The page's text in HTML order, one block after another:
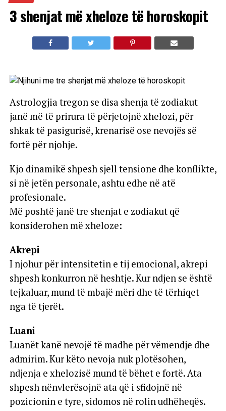
3 shenjat më xheloze të horoskopit
Astrologjia tregon se disa shenja të zodiakut
janë më të prirura të përjetojnë xhelozi, për
shkak të pasigurisë, krenarisë ose nevojës së
fortë për njohje.
Kjo dinamikë shpesh sjell tensione dhe konflikte,
si në jetën personale, ashtu edhe në atë
profesionale.
Më poshtë janë tre shenjat e zodiakut që
konsiderohen më xheloze:
Akrepi
I njohur për intensitetin e tij emocional, akrepi
shpesh konkurron në heshtje. Kur ndjen se është
tejkaluar, mund të mbajë mëri dhe të tërhiqet
nga të tjerët.
Luani
Luanët kanë nevojë të madhe për vëmendje dhe
admirim. Kur këto nevoja nuk plotësohen,
ndjenja e xhelozisë mund të bëhet e fortë. Ata
shpesh nënvlerësojnë ata që i sfidojnë në
pozicionin e tyre, sidomos në rolin udhëheqës.